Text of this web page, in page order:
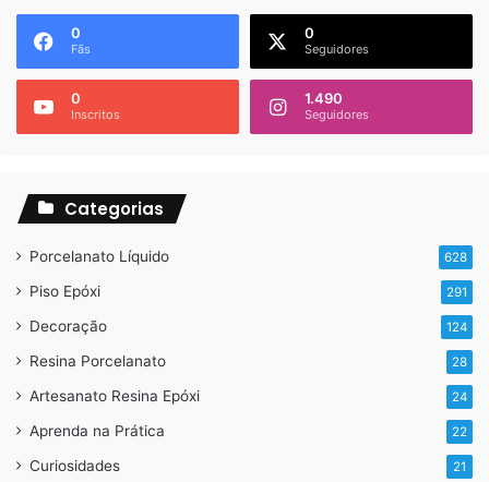
0
Fãs
0
Seguidores
0
Inscritos
1.490
Seguidores
Categorias
Porcelanato Líquido 628
Piso Epóxi 291
Decoração 124
Resina Porcelanato 28
Artesanato Resina Epóxi 24
Aprenda na Prática 22
Curiosidades 21